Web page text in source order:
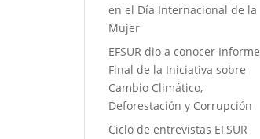
en el Día Internacional de la
Mujer
EFSUR dio a conocer Informe
Final de la Iniciativa sobre
Cambio Climático,
Deforestación y Corrupción
Ciclo de entrevistas EFSUR